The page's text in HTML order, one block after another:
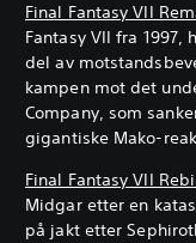
Final Fantasy VII
Fantasy VII fra 1997,
del av
kampen mot det
Company, som
gigantiske Mako-
Final Fantasy VII
Midgar etter en
på jakt etter